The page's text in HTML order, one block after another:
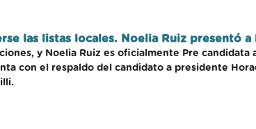
las listas locales. Noelia Ruiz presentó
y Noelia Ruiz es oficialmente Pre
con el respaldo del candidato a presidente